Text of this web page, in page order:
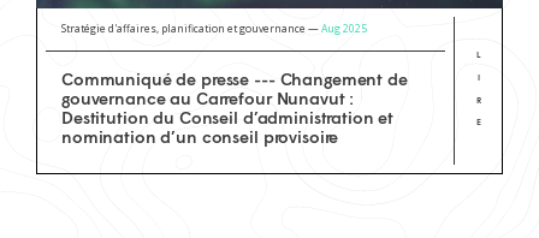
Stratégie d'affaires, planification et gouvernance —Aug 2025
Communiqué de presse --- Changement de
gouvernance au Carrefour Nunavut :
Destitution du Conseil d’administration et
nomination d’un conseil provisoire
L
R
E